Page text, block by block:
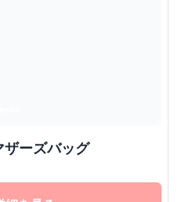
ザーズバッグ